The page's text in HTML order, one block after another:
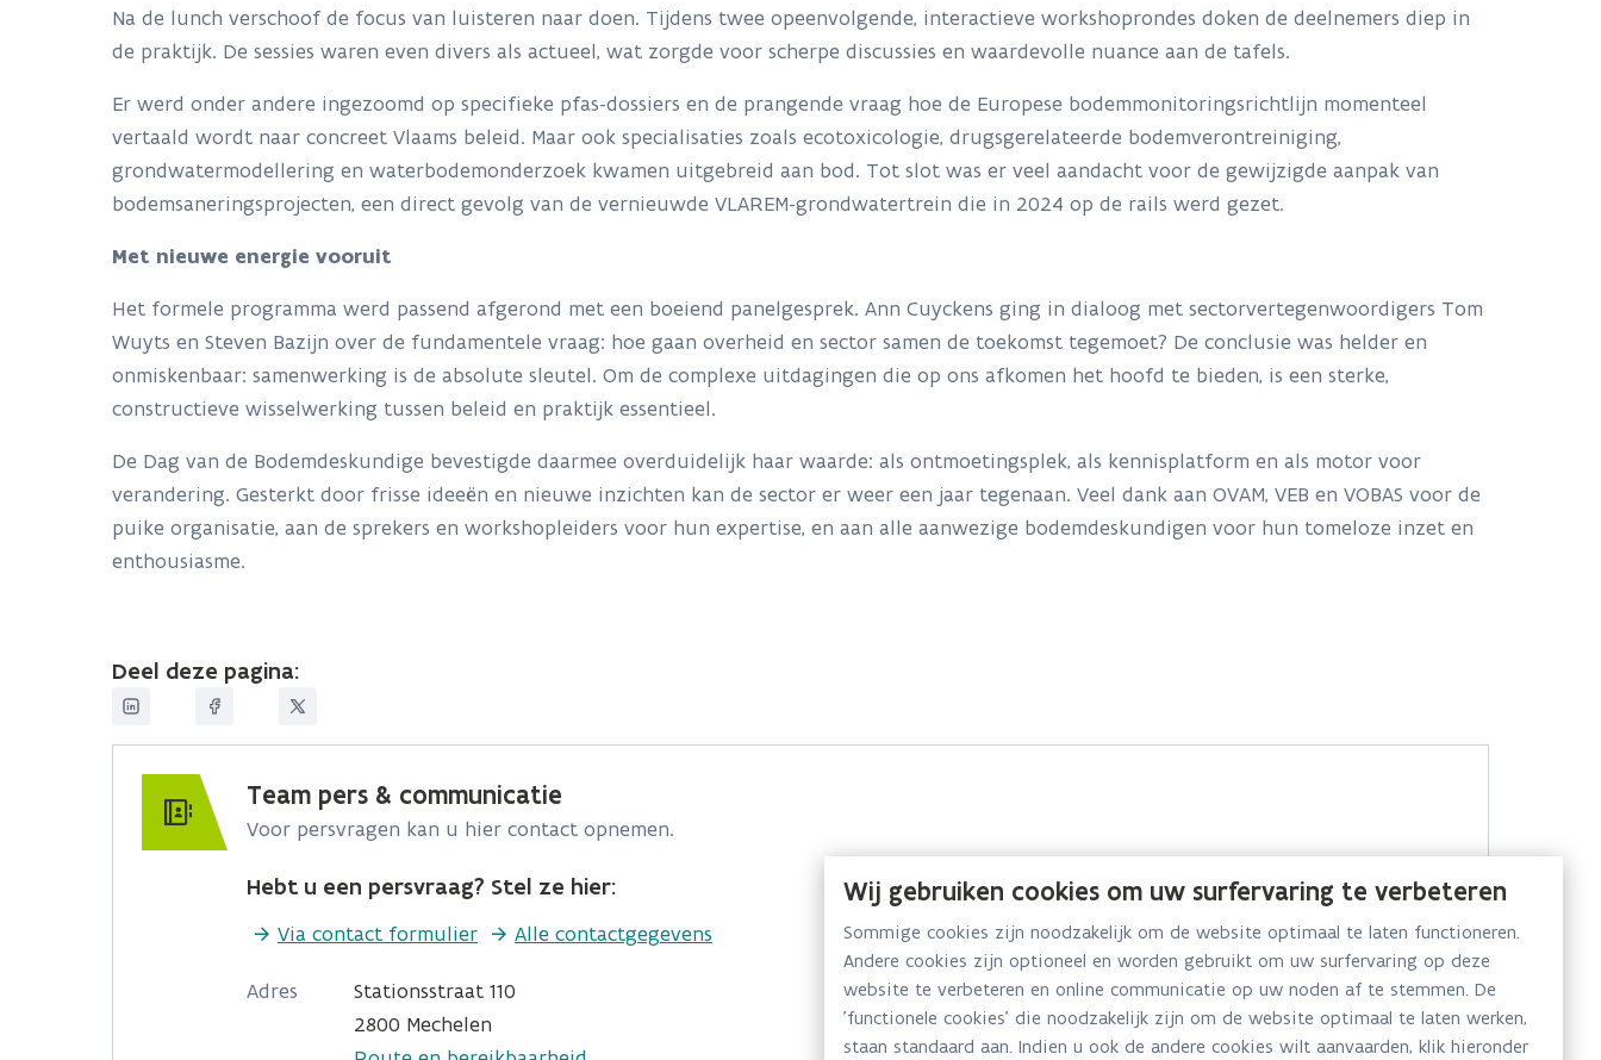
Na de lunch verschoof de focus van luisteren naar doen. Tijdens twee opeenvolgende, interactieve workshoprondes doken de deelnemers diep in
de praktijk. De sessies waren even divers als actueel, wat zorgde voor scherpe discussies en waardevolle nuance aan de tafels.
Er werd onder andere ingezoomd op specifieke pfas-dossiers en de prangende vraag hoe de Europese bodemmonitoringsrichtlijn momenteel
vertaald wordt naar concreet Vlaams beleid. Maar ook specialisaties zoals ecotoxicologie, drugsgerelateerde bodemverontreiniging,
grondwatermodellering en waterbodemonderzoek kwamen uitgebreid aan bod. Tot slot was er veel aandacht voor de gewijzigde aanpak van
bodemsaneringsprojecten, een direct gevolg van de vernieuwde VLAREM-grondwatertrein die in 2024 op de rails werd gezet.
Met nieuwe energie vooruit
Het formele programma werd passend afgerond met een boeiend panelgesprek. Ann Cuyckens ging in dialoog met sectorvertegenwoordigers Tom
Wuyts en Steven Bazijn over de fundamentele vraag: hoe gaan overheid en sector samen de toekomst tegemoet? De conclusie was helder en
onmiskenbaar: samenwerking is de absolute sleutel. Om de complexe uitdagingen die op ons afkomen het hoofd te bieden, is een sterke,
constructieve wisselwerking tussen beleid en praktijk essentieel.
De Dag van de Bodemdeskundige bevestigde daarmee overduidelijk haar waarde: als ontmoetingsplek, als kennisplatform en als motor voor
verandering. Gesterkt door frisse ideeën en nieuwe inzichten kan de sector er weer een jaar tegenaan. Veel dank aan OVAM, VEB en VOBAS voor de
puike organisatie, aan de sprekers en workshopleiders voor hun expertise, en aan alle aanwezige bodemdeskundigen voor hun tomeloze inzet en
enthousiasme.
Deel deze pagina:
Team pers & communicatie
Voor persvragen kan u hier contact opnemen.
Hebt u een persvraag? Stel ze hier:
Via contact formulier Alle contactgegevens
Adres
Stationsstraat 110
2800 Mechelen
Wij gebruiken cookies om uw surfervaring te verbeteren
Sommige cookies zijn noodzakelijk om de website optimaal te laten functioneren.
Andere cookies zijn optioneel en worden gebruikt om uw surfervaring op deze
website te verbeteren en online communicatie op uw noden af te stemmen. De
'functionele cookies' die noodzakelijk zijn om de website optimaal te laten werken,
staan standaard aan. Indien u ook de andere cookies wilt aanvaarden, klik hieronder